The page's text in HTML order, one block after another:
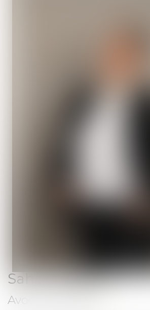
Sahra CHERITI
Avocat Associée